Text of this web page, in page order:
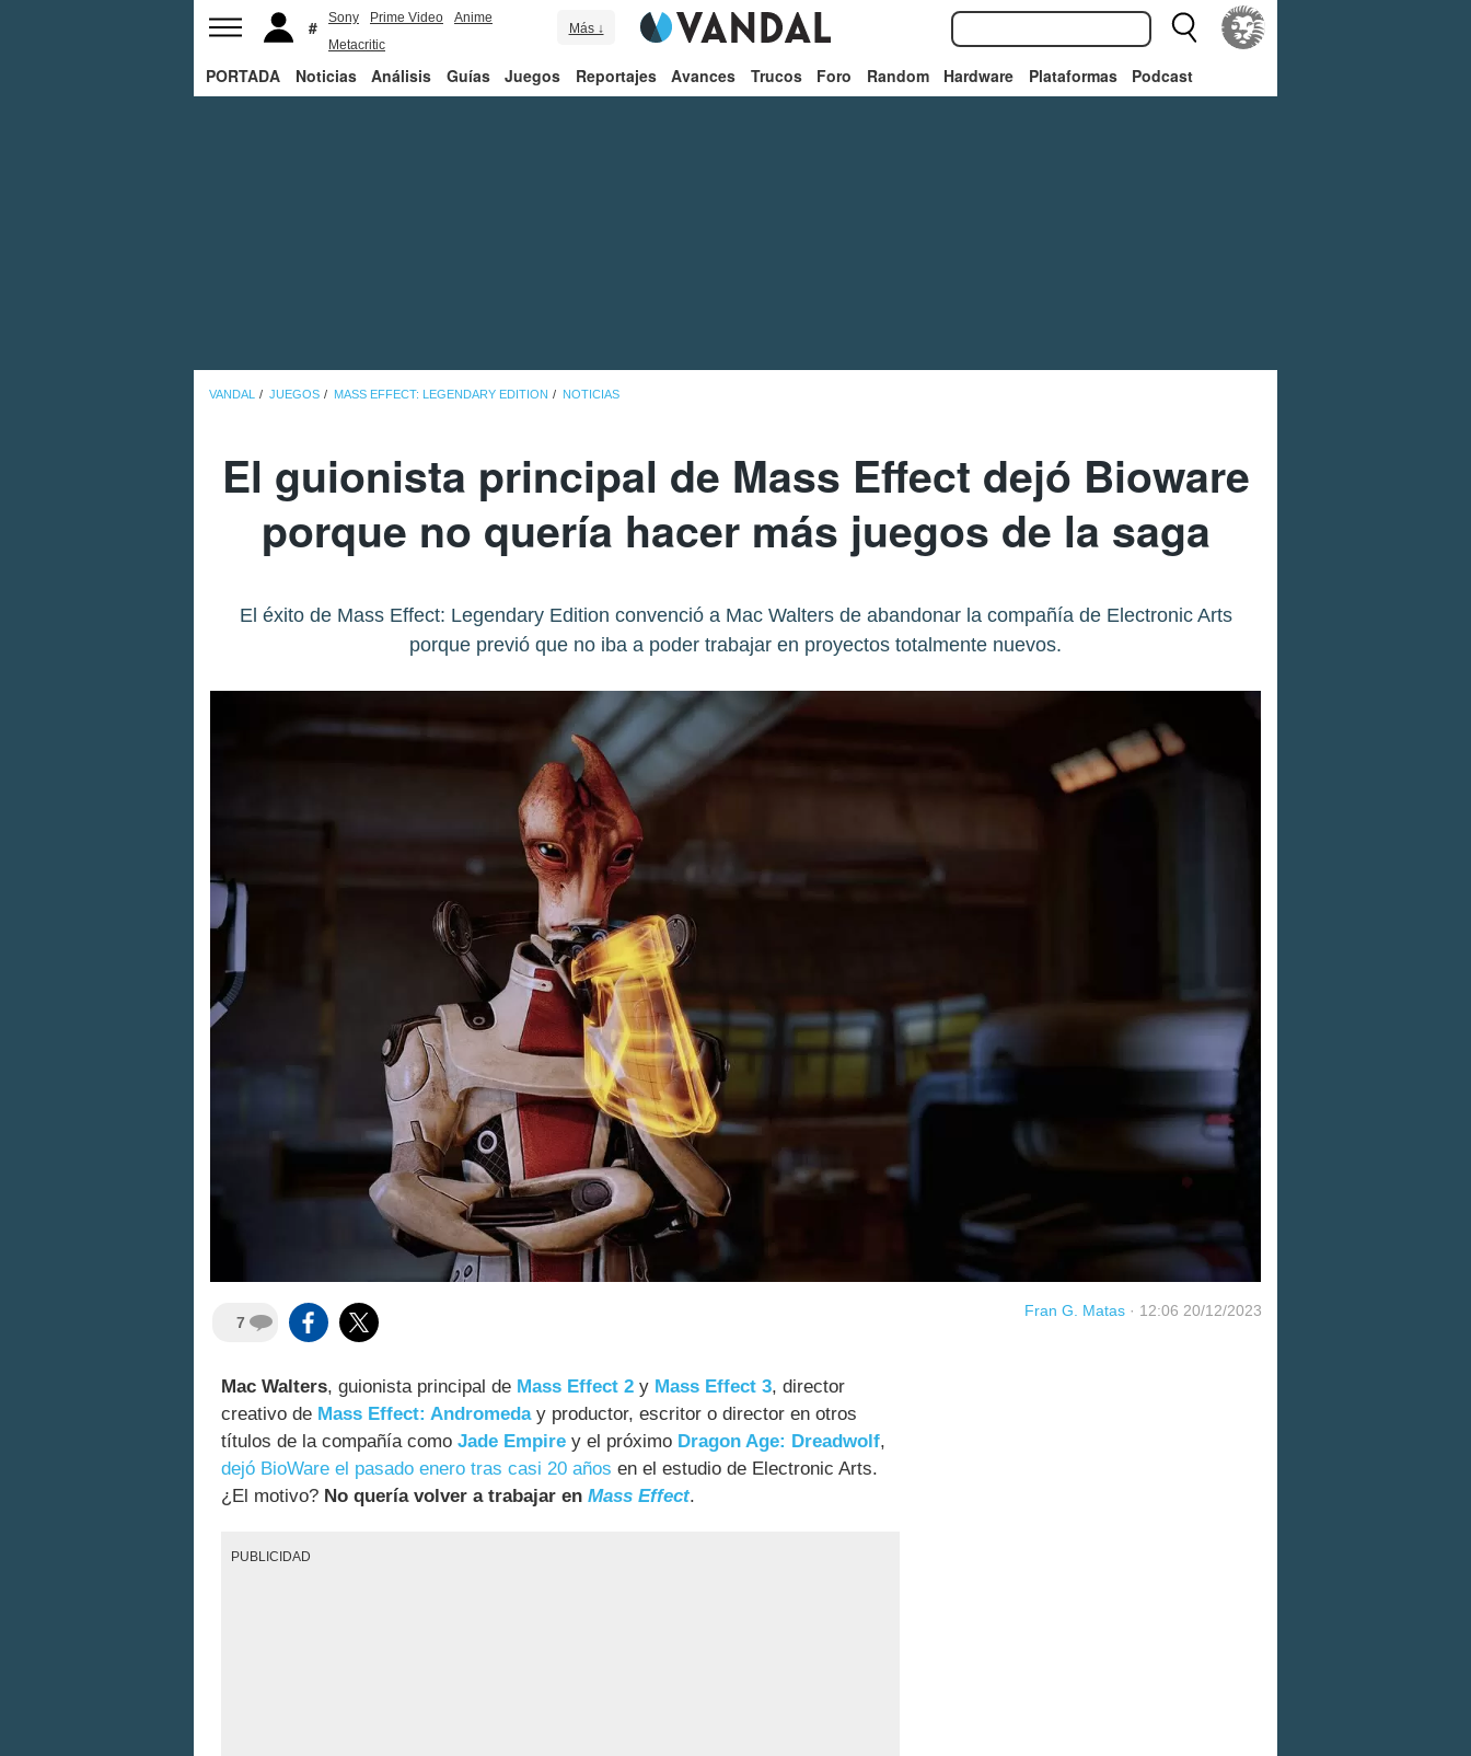
Sony Prime Video
Anime
Metacritic
Más ↓
PORTADA Noticias Análisis Guías Juegos Reportajes Avances Trucos Foro Random Hardware Plataformas Podcast
VANDAL JUEGOS MASS EFFECT: LEGENDARY EDITION NOTICIAS
El guionista principal de Mass Effect dejó Bioware
porque no quería hacer más juegos de la saga
El éxito de Mass Effect: Legendary Edition convenció a Mac Walters de abandonar la compañía de Electronic Arts
porque previó que no iba a poder trabajar en proyectos totalmente nuevos.
7
Fran G. Matas · 12:06 20/12/2023
Mac Walters, guionista principal de Mass Effect 2 y Mass Effect 3, director
creativo de Mass Effect: Andromeday productor, escritor o director en otros
títulos de la compañía como Jade Empire y el próximo Dragon Age: Dreadwolf,
dejó BioWare el pasado enero tras casi 20 años en el estudio de Electronic Arts.
¿El motivo? No quería volver a trabajar en Mass Effect.
PUBLICIDAD